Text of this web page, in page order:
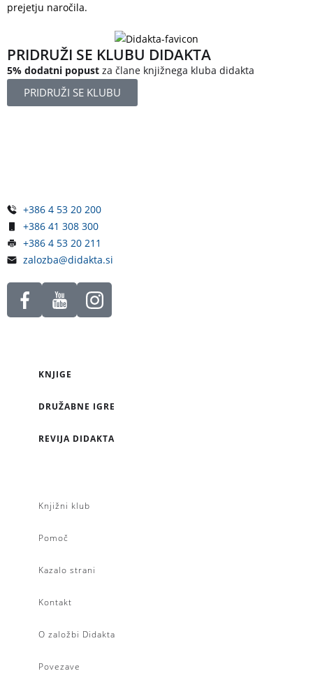
prejetju naročila.
PRIDRUŽI SE KLUBU DIDAKTA
5% dodatni popust za člane knjižnega kluba didakta
PRIDRUŽI SE KLUBU
+386 4 53 20 200
+386 41 308 300
+386 4 53 20 211
zalozba@didakta.si
KNJIGE
DRUŽABNE IGRE
REVIJA DIDAKTA
Knjižni klub
Pomoč
Kazalo strani
Kontakt
O založbi Didakta
Povezave